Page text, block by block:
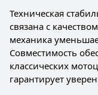
Техническая
связана с
механика
Совместимость
классических
гарантирует